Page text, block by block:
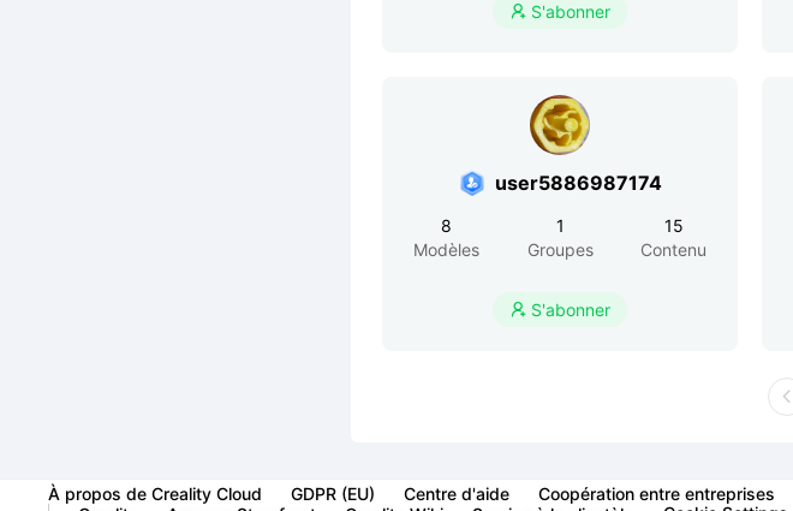
 S'abonner
user5886987174
8
Modèles
1
Groupes
15
Contenu
 S'abonner
À propos de Creality Cloud GDPR (EU) Centre d'aide Coopération entre entreprises